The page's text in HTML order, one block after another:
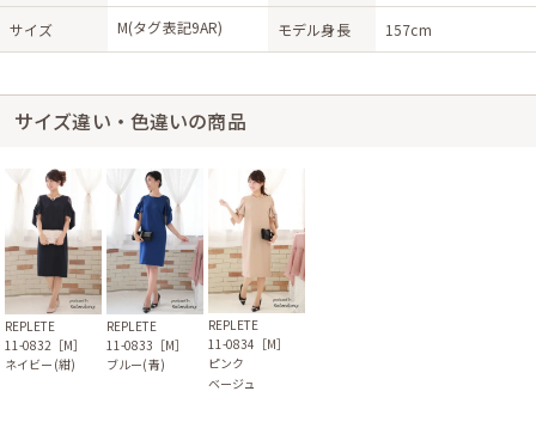
サイズ M(タグ表記9AR) モデル身長 157cm
サイズ違い・色違いの商品
REPLETE
11-0832［M］
ネイビー(紺)
REPLETE
11-0833［M］
ブルー(青)
REPLETE
11-0834［M］
ピンク
ベージュ